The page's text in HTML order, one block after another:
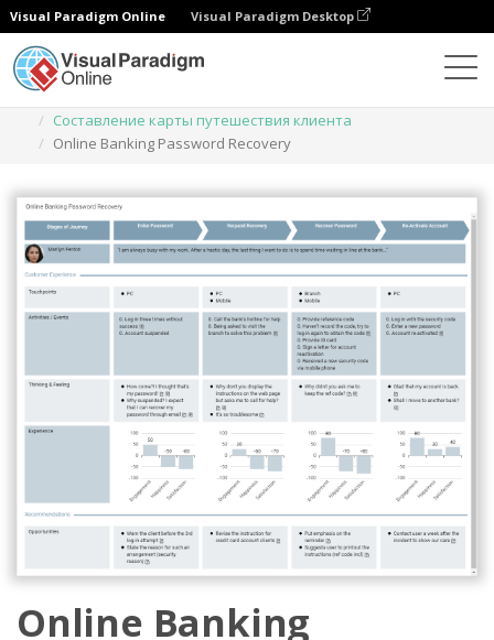
Visual Paradigm Online Visual Paradigm Desktop
Составление карты путешествия клиента
Online Banking Password Recovery
Online Banking